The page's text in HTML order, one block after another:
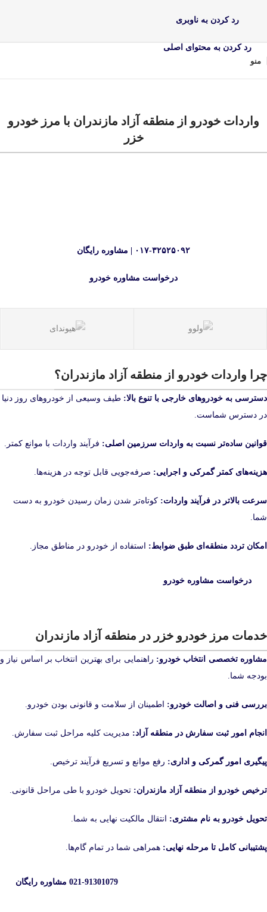
رد کردن به ناوبری
رد کردن به محتوای اصلی
منو
واردات خودرو از منطقه آزاد مازندران با مرز خودرو
خزر
۰۱۷-۳۲۵۲۵۰۹۲ | مشاوره رایگان
درخواست مشاوره خودرو
چرا واردات خودرو از منطقه آزاد مازندران؟
دسترسی به خودروهای خارجی با تنوع بالا: طیف وسیعی از خودروهای روز دنیا
در دسترس شماست.
قوانین ساده‌تر نسبت به واردات سرزمین اصلی: فرآیند واردات با موانع کمتر.
هزینه‌های کمتر گمرکی و اجرایی: صرفه‌جویی قابل توجه در هزینه‌ها.
سرعت بالاتر در فرآیند واردات: کوتاه‌تر شدن زمان رسیدن خودرو به دست
شما.
امکان تردد منطقه‌ای طبق ضوابط: استفاده از خودرو در مناطق مجاز.
درخواست مشاوره خودرو
خدمات مرز خودرو خزر در منطقه آزاد مازندران
مشاوره تخصصی انتخاب خودرو: راهنمایی برای بهترین انتخاب بر اساس نیاز و
بودجه شما.
بررسی فنی و اصالت خودرو: اطمینان از سلامت و قانونی بودن خودرو.
انجام امور ثبت سفارش در منطقه آزاد: مدیریت کلیه مراحل ثبت سفارش.
پیگیری امور گمرکی و اداری: رفع موانع و تسریع فرآیند ترخیص.
ترخیص خودرو از منطقه آزاد مازندران: تحویل خودرو با طی مراحل قانونی.
تحویل خودرو به نام مشتری: انتقال مالکیت نهایی به شما.
پشتیبانی کامل تا مرحله نهایی: همراهی شما در تمام گام‌ها.
021-91301079 مشاوره رایگان